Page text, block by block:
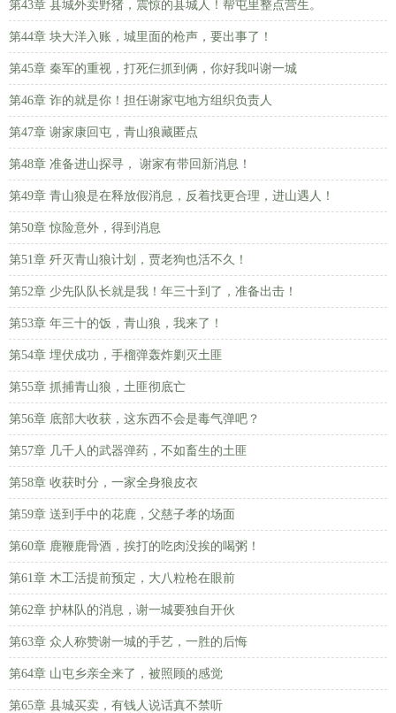
第43章 县城外卖野猪，震惊的县城人！帮屯里整点营生。
第44章 块大洋入账，城里面的枪声，要出事了！
第45章 秦军的重视，打死仨抓到俩，你好我叫谢一城
第46章 诈的就是你！担任谢家屯地方组织负责人
第47章 谢家康回屯，青山狼藏匿点
第48章 准备进山探寻， 谢家有带回新消息！
第49章 青山狼是在释放假消息，反着找更合理，进山遇人！
第50章 惊险意外，得到消息
第51章 歼灭青山狼计划，贾老狗也活不久！
第52章 少先队队长就是我！年三十到了，准备出击！
第53章 年三十的饭，青山狼，我来了！
第54章 埋伏成功，手榴弹轰炸剿灭土匪
第55章 抓捕青山狼，土匪彻底亡
第56章 底部大收获，这东西不会是毒气弹吧？
第57章 几千人的武器弹药，不如畜生的土匪
第58章 收获时分，一家全身狼皮衣
第59章 送到手中的花鹿，父慈子孝的场面
第60章 鹿鞭鹿骨酒，挨打的吃肉没挨的喝粥！
第61章 木工活提前预定，大八粒枪在眼前
第62章 护林队的消息，谢一城要独自开伙
第63章 众人称赞谢一城的手艺，一胜的后悔
第64章 山屯乡亲全来了，被照顾的感觉
第65章 县城买卖，有钱人说话真不禁听